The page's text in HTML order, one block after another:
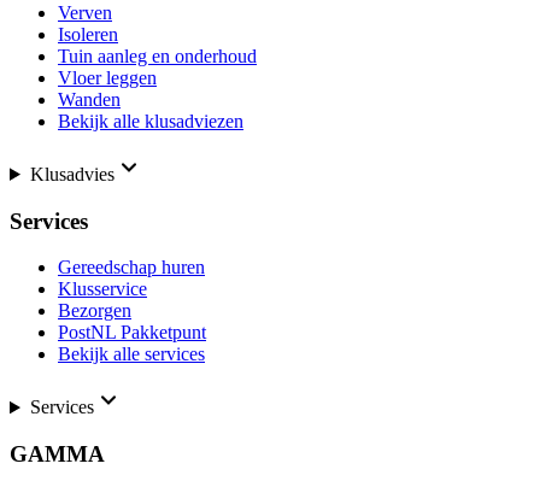
Verven
Isoleren
Tuin aanleg en onderhoud
Vloer leggen
Wanden
Bekijk alle klusadviezen
Klusadvies
Services
Gereedschap huren
Klusservice
Bezorgen
PostNL Pakketpunt
Bekijk alle services
Services
GAMMA